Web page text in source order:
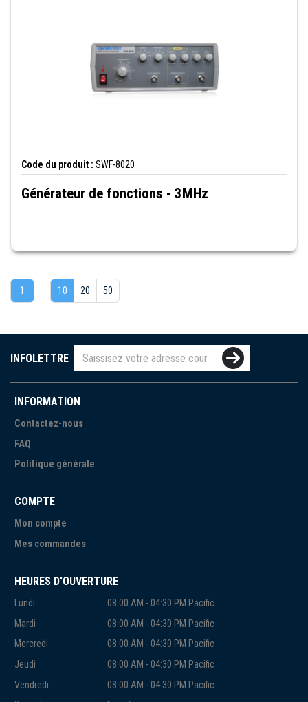
Code du produit : SWF-8020
Générateur de fonctions - 3MHz
1 10 20 50
INFOLETTRE
INFORMATION
Contactez-nous
FAQ
Politique générale
COMPTE
Mon compte
Mes commandes
HEURES D'OUVERTURE
Lundi
08:00 AM - 04:30 PM Pacific
Mardi
08:00 AM - 04:30 PM Pacific
Mercredi
08:00 AM - 04:30 PM Pacific
Jeudi
08:00 AM - 04:30 PM Pacific
Vendredi
08:00 AM - 04:30 PM Pacific